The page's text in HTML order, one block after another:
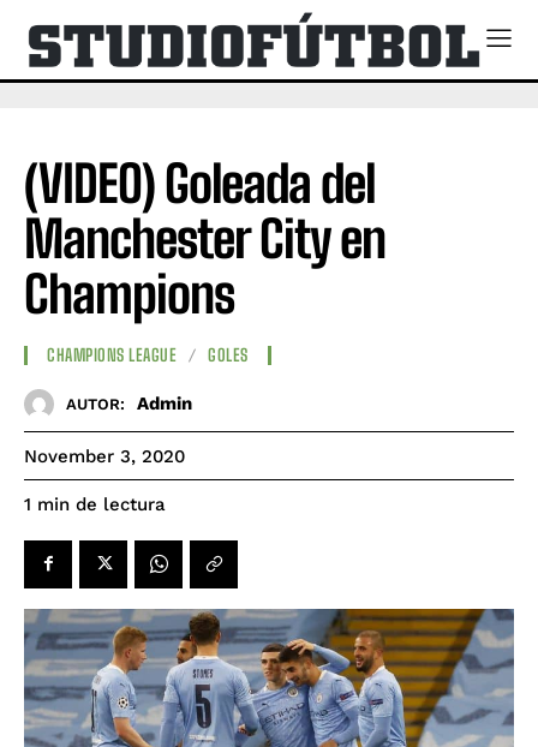
(VIDEO) Goleada del
Manchester City en
Champions
CHAMPIONS LEAGUE GOLES
AUTOR: Admin
November 3, 2020
1 min de lectura